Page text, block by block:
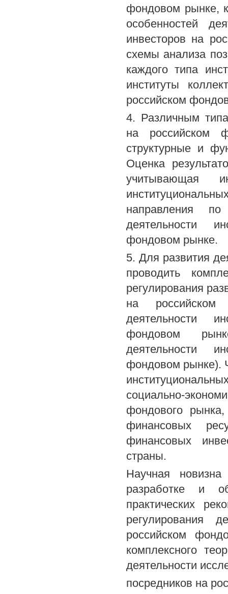
фондовом рынке,
особенностей
инвесторов на
схемы анализа
каждого типа
институты
российском
4. Различным
на российском
структурные и
Оценка
учитывающая
направления по
деятельности
фондовом рынке.
5. Для развития
проводить
регулирования
на российском
деятельности
фондовом
деятельности
фондовом рынке).
социально-
фондового
финансовых
финансовых
страны.
Научная новизна
разработке и
практических
регулирования
российском
комплексного
деятельности
посредников на